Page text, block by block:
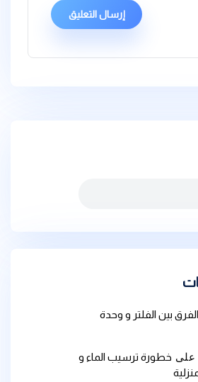
بين الفلتر و وحدة
على خطورة ترسيب الماء و